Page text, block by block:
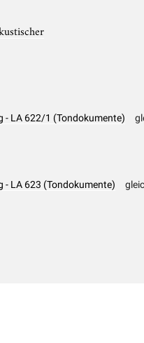
- LA 622/1 (Tondokumente)
- LA 623 (Tondokumente)